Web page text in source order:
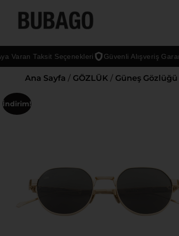
Taksit Seçenekleri Güvenli Alışveriş Garantisi
Ana Sayfa / GÖZLÜK / Güneş Gözlüğü
İndirim!